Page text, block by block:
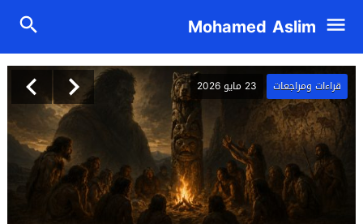
Mohamed Aslim
قراءات ومراجعات 23 مايو 2026